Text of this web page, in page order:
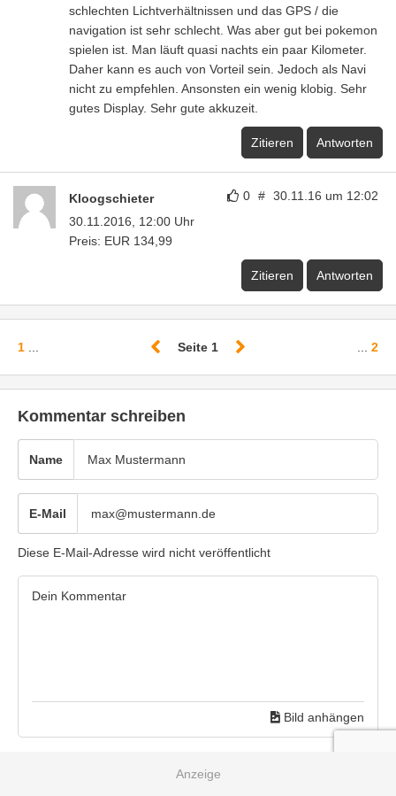
schlechten Lichtverhältnissen und das GPS / die
navigation ist sehr schlecht. Was aber gut bei pokemon
spielen ist. Man läuft quasi nachts ein paar Kilometer.
Daher kann es auch von Vorteil sein. Jedoch als Navi
nicht zu empfehlen. Ansonsten ein wenig klobig. Sehr
gutes Display. Sehr gute akkuzeit.
Zitieren Antworten
0 # 30.11.16 um 12:02
Kloogschieter
30.11.2016, 12:00 Uhr
Preis: EUR 134,99
Zitieren Antworten
1 ... ... 2
Seite 1
Kommentar schreiben
Name
E-Mail
Diese E-Mail-Adresse wird nicht veröffentlicht
Bild anhängen
und dieNutzungsbedingungen